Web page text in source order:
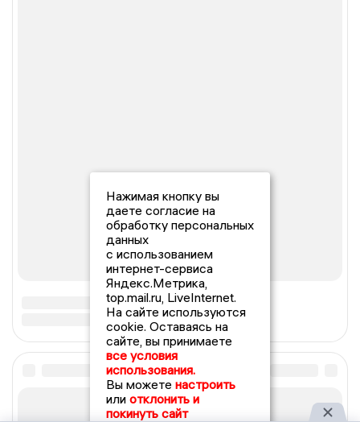
Нажимая кнопку вы
даете согласие на
обработку персональных
данных
с использованием
интернет-сервиса
Яндекс.Метрика,
top.mail.ru, LiveInternet.
На сайте используются
cookie. Оставаясь на
сайте, вы принимаете
все условия
использования.
Вы можете настроить
или отклонить и
покинуть сайт